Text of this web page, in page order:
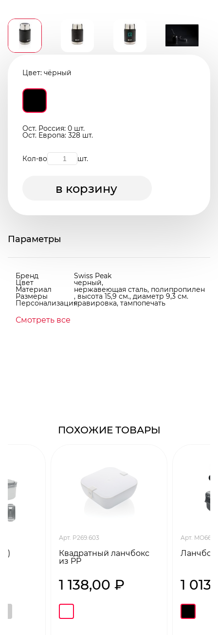
Цвет: чёрный
Ост. Россия: 0 шт.
Ост. Европа: 328 шт.
Кол-во шт.
в корзину
Параметры
Бренд Swiss Peak
Цвет черный,
Материал нержавеющая сталь, полипропилен
Размеры , высота 15,9 см., диаметр 9,3 см.
Персонализациягравировка, тампопечать
Смотреть все
ПОХОЖИЕ ТОВАРЫ
Арт. P269.603
Квадратный ланчбокс
из PP
1 138,00 ₽
Арт.
1